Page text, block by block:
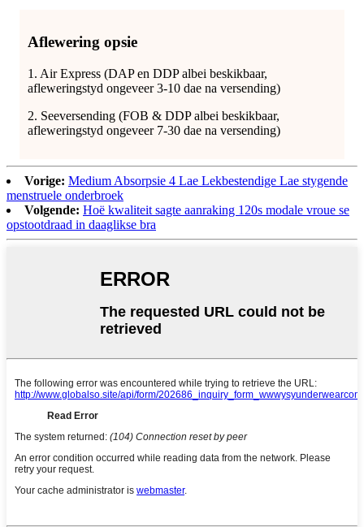
Aflewering opsie
1. Air Express (DAP en DDP albei beskikbaar,
afleweringstyd ongeveer 3-10 dae na versending)
2. Seeversending (FOB & DDP albei beskikbaar,
afleweringstyd ongeveer 7-30 dae na versending)
Vorige: Medium Absorpsie 4 Lae Lekbestendige Lae stygende
menstruele onderbroek
Volgende: Hoë kwaliteit sagte aanraking 120s modale vroue se
opstootdraad in daaglikse bra